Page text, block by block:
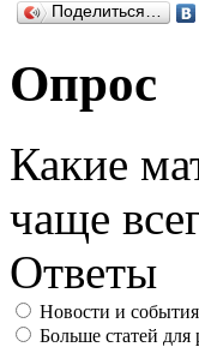
Поделиться…
Опрос
Какие
чаще
Ответы
Новости и
Больше статей для